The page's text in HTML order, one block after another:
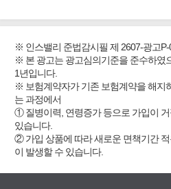
※ 인스밸리 준법감시필 제 2607-광고P-
※ 본 광고는 광고심의기준을 준수하였
1년입니다.
※ 보험계약자가 기존 보험계약을 해지
는 과정에서
① 질병이력, 연령증가 등으로 가입이
있습니다.
② 가입 상품에 따라 새로운 면책기간
이 발생할 수 있습니다.